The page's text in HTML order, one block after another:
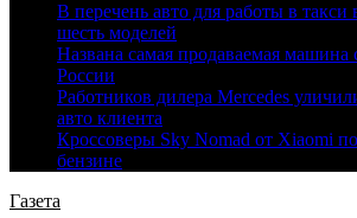
В перечень авто для работы в такси
шесть моделей
Названа самая продаваемая машина
России
Работников дилера Mercedes
авто клиента
Кроссоверы Sky Nomad от Xiaomi
бензине
Газета